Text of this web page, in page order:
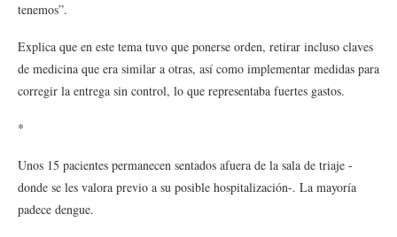
tenemos”.
Explica que en este tema tuvo que ponerse orden, retirar incluso claves
de medicina que era similar a otras, así como implementar medidas para
corregir la entrega sin control, lo que representaba fuertes gastos.
*
Unos 15 pacientes permanecen sentados afuera de la sala de triaje -
donde se les valora previo a su posible hospitalización-. La mayoría
padece dengue.